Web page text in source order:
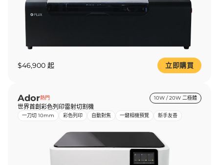
$46,900 起 立即購買
Ador熱門 10W / 20W 二極體
世界首創彩色列印雷射切割機
一刀切 10mm 彩色列印 自動對焦 一鍵相機預覽 新手友善